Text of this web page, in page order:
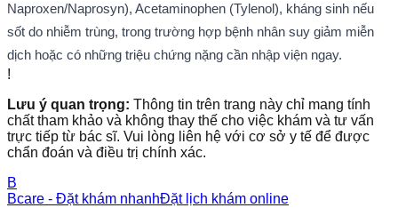
Naproxen/Naprosyn), Acetaminophen (Tylenol), kháng sinh nếu
sốt do nhiễm trùng, trong trường hợp bệnh nhân suy giảm miễn
dịch hoặc có những triệu chứng nặng cần nhập viện ngay.
!
Lưu ý quan trọng: Thông tin trên trang này chỉ mang tính
chất tham khảo và không thay thế cho việc khám và tư vấn
trực tiếp từ bác sĩ. Vui lòng liên hệ với cơ sở y tế để được
chẩn đoán và điều trị chính xác.
B
Bcare - Đặt khám nhanhĐặt lịch khám online